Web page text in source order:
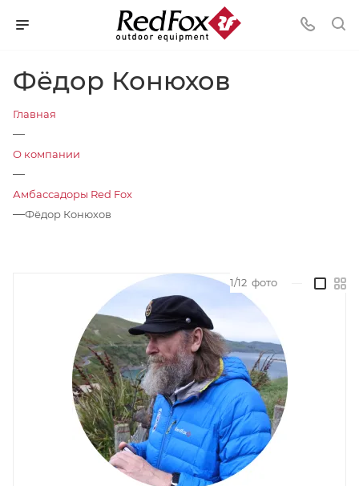
Фёдор Конюхов
Главная
—
О компании
—
Амбассадоры Red Fox
—Фёдор Конюхов
1/12 фото